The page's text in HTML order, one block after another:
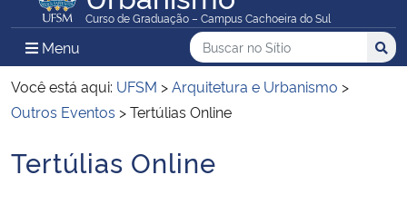
CONTEÚDO
Ministério da Defesa
Ministério das Relações Exteriores
Ministério da Infraestrutura
Curso de Graduação – Campus Cachoeira do Sul
Menu Menu Principal do Sítio
Busca
Buscar no no Sítio
Busca:
Você está aqui: UFSM >Arquitetura e Urbanismo >
Outros Eventos >Tertúlias Online
Início do conteúdo
Tertúlias Online